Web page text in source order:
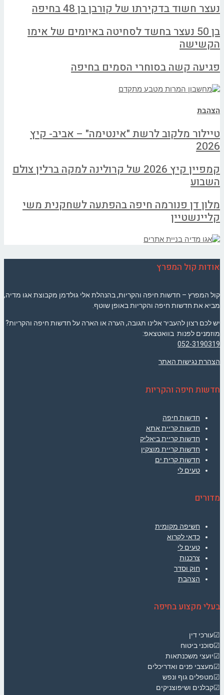
נעצר חשוד בדקירתו של קורבן בן 48 בחיפה
בן 50 נעצר בחשד לסחיטה באיומים של אימו
הקשישה
פגיעה קשה בסוחרי הסמים בחיפה
הצהבת
טיילור מלקוב לרשת "אינטימה" – אביב- קיץ
2026
קמפיין קיץ 2026 של קרולינה למקה ברלין צולם
השבוע
מלון דן פנורמה חיפה בהפתעה לשחקנית משי
קליינשטיין
אודות קול המפרץ
קול המפרץ – חדשות חיפה והקריות, בהנהלת אלי גולדמן מקבוצת אגו מדיה,
מביא את חדשות חיפה והקריות באופן שוטף.
יש לכם רצון להעביר אלינו תגובה, הערה או הארה על חדשות חיפה והקריות?
מוזמנים לפנות בוואטצאפ:
052-3190319
הצהרת נגישות האתר
חדשות חיפה והקריות
חדשות חיפה
חדשות קריית אתא
חדשות קריית ביאליק
חדשות קריית מוצקין
חדשות קרית ים
טעים לי
מדורים
חשיפה מקומית
כדאי לקרוא
טעים לי
צרכנות
חוק וסדר
הצהבת
בעלי מקצוע בחיפה
☑עורכי דין
☑סוכני ביטוח
☑יועצי משכנתאות
☑מעצבי פנים ואדריכלים
☑מטפלים גוף ונפש
☑קבלנים ושיפוצניקים